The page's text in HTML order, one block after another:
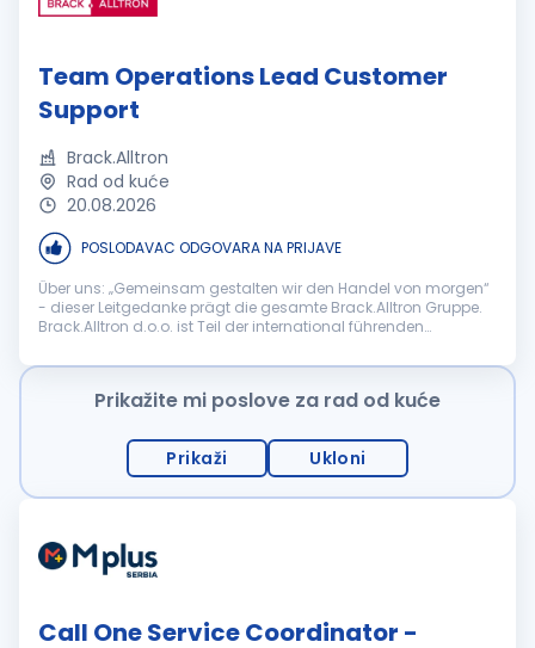
Team Operations Lead Customer
Support
Brack.Alltron
Rad od kuće
20.08.2026
POSLODAVAC ODGOVARA NA PRIJAVE
Über uns: „Gemeinsam gestalten wir den Handel von morgen“
- dieser Leitgedanke prägt die gesamte Brack.Alltron Gruppe.
Brack.Alltron d.o.o. ist Teil der international führenden
Commerce- und Distri...
Prikažite mi poslove za rad od kuće
Prikaži Ukloni
Call One Service Coordinator -